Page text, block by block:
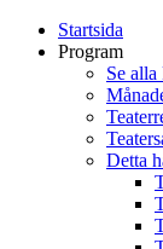
Startsida
Program
Se alla
Detta